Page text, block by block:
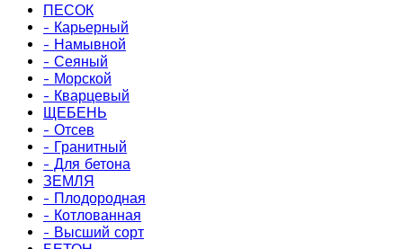
ПЕСОК
- Карьерный
- Намывной
- Сеяный
- Морской
- Кварцевый
ЩЕБЕНЬ
- Отсев
- Гранитный
- Для бетона
ЗЕМЛЯ
- Плодородная
- Котлованная
- Высший сорт